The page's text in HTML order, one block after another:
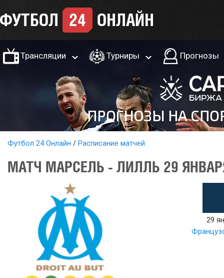
Трансляции Турниры Прогнозы
Футбол 24 Онлайн Расписание матчей
МАТЧ МАРСЕЛЬ - ЛИЛЛЬ 29
29